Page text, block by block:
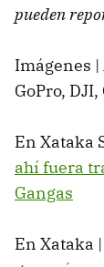
pueden
Imágenes
GoPro,
En Xataka
ahí fuera
Gangas
En Xataka |